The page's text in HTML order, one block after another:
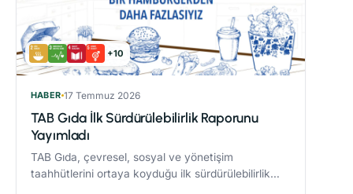
+10
HABER 17 Temmuz 2026
TAB Gıda İlk Sürdürülebilirlik Raporunu
Yayımladı
TAB Gıda, çevresel, sosyal ve yönetişim
taahhütlerini ortaya koyduğu ilk sürdürülebilirlik